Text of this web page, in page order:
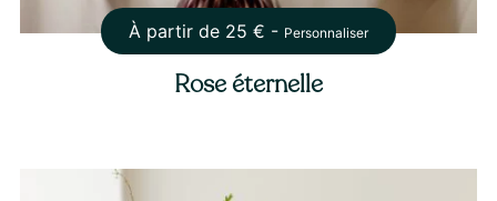
À partir de 25 € - Personnaliser
Rose éternelle